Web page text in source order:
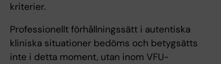
kriterier.
Professionellt förhållningssätt i autentiska
kliniska situationer bedöms och betygsätts
inte i detta moment, utan inom VFU-